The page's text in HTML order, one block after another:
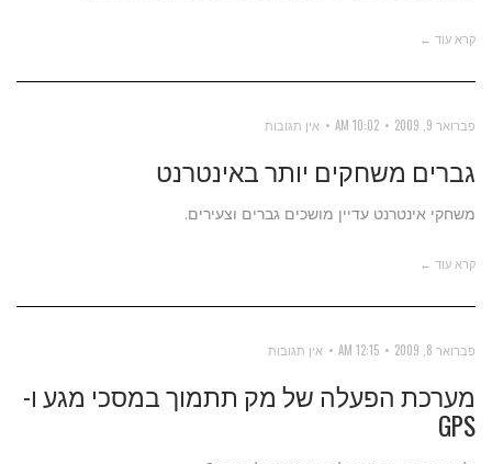
קרא עוד ←
פברואר 9, 2009 10:02 AM אין תגובות
גברים משחקים יותר באינטרנט
משחקי אינטרנט עדיין מושכים גברים וצעירים.
קרא עוד ←
פברואר 8, 2009 12:15 AM אין תגובות
מערכת הפעלה של מק תתמוך במסכי מגע ו-
GPS